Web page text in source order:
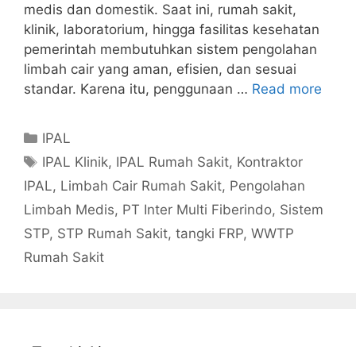
medis dan domestik. Saat ini, rumah sakit,
klinik, laboratorium, hingga fasilitas kesehatan
pemerintah membutuhkan sistem pengolahan
limbah cair yang aman, efisien, dan sesuai
standar. Karena itu, penggunaan … Read more
Categories
IPAL
Tags
IPAL Klinik, IPAL Rumah Sakit, Kontraktor
IPAL, Limbah Cair Rumah Sakit, Pengolahan
Limbah Medis, PT Inter Multi Fiberindo, Sistem
STP, STP Rumah Sakit, tangki FRP, WWTP
Rumah Sakit